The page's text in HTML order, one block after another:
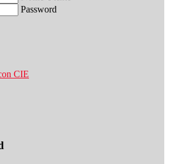
Password
CIE